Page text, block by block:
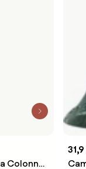
Colonna